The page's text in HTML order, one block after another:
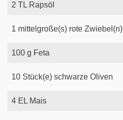
2 TL Rapsöl
1 mittelgroße(s) rote Zwiebel(n)
100 g Feta
10 Stück(e) schwarze Oliven
4 EL Mais